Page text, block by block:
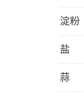
淀粉
盐
蒜